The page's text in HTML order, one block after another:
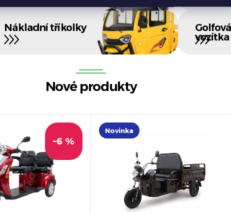
Nákladní tříkolky
vozítka
Nové produkty
–6 %
Novinka